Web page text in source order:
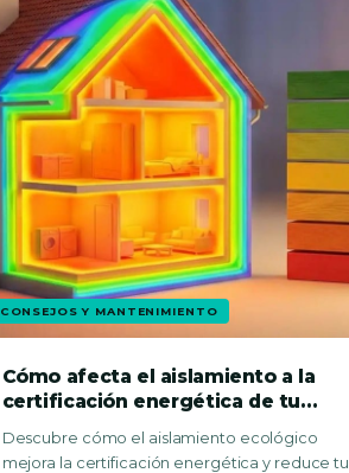
CONSEJOS Y MANTENIMIENTO
Cómo afecta el aislamiento a la
certificación energética de tu
vivienda
Descubre cómo el aislamiento ecológico
mejora la certificación energética y reduce tu